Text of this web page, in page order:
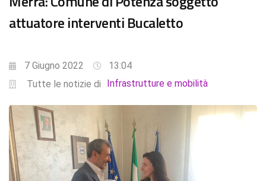
attuatore interventi Bucaletto
7 Giugno 2022
13:04
Tutte le notizie di
Infrastrutture e mobilità